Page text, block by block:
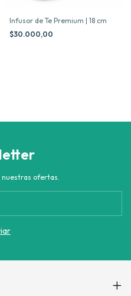
Infusor de Te Premium | 18 cm
$30.000,00
ofertas.